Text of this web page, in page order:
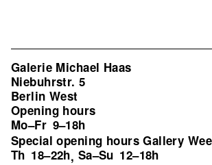
Galerie Michael Haas
Niebuhrstr. 5
Berlin West
Opening hours
Mo–Fr 9–18h
Special opening hours Gallery
Th 18–22h, Sa–Su 12–18h